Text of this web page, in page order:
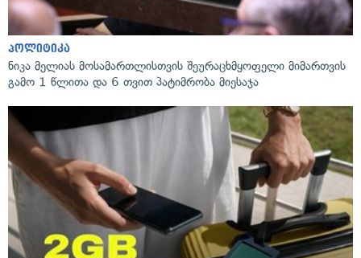
პოლიტიკა
ნიკა მელიას მოსამართლისთვის შეურაცხმყოფელი მიმართვის
გამო 1 წლითა და 6 თვით პატიმრობა მიესაჯა